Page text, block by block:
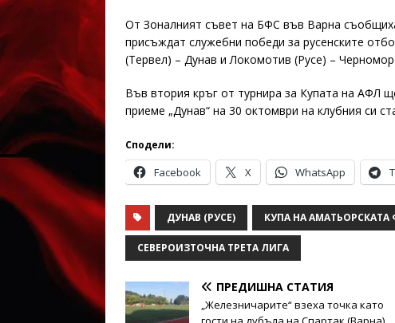
От Зоналният съвет на БФС във Варна
присъждат служебни победи за русенските
(Тервел) – Дунав и Локомотив (Русе) –
Във втория кръг от турнира за Купата на АФЛ
приеме „Дунав“ на 30 октомври на клубния си
Сподели:
Facebook X WhatsApp
ДУНАВ (РУСЕ) КУПА НА
СЕВЕРОИЗТОЧНА ТРЕТА ЛИГА
ПРЕДИШНА СТАТИЯ
„Железничарите“ взеха точка като